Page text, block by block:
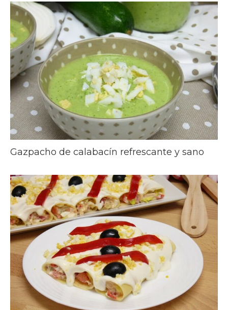
Gazpacho de calabacín refrescante y sano